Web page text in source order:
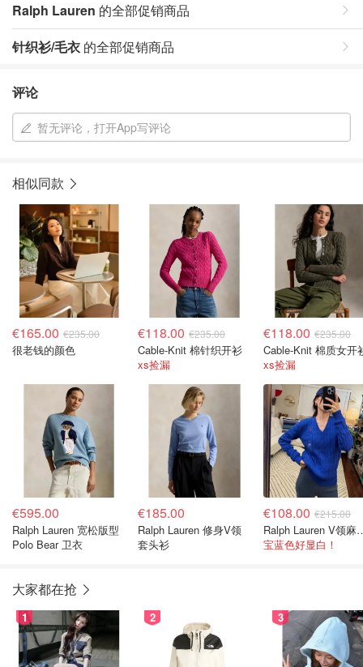
Ralph Lauren 的全部促销商品
针织衫/毛衣 的全部促销商品
评论
暂无评论，打开App写评论
相似同款
€165.00 €235.00
很老钱的颜色
€118.00 €235.00
Cable-Knit 棉针织开衫
xs捡漏
€118.00 €235.00
Cable-Knit 棉质女开
xs捡漏
€595.00
Ralph Lauren 宽松版型
Polo Bear 卫衣
€185.00
Ralph Lauren 修身V领
套头衫
€108.00 €215.00
Ralph
宝蓝色好显白！
大家都在抢
1 2 3